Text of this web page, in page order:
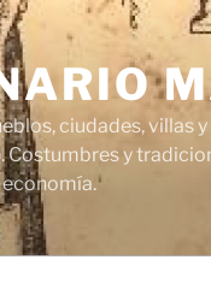
ciudades, villas
y